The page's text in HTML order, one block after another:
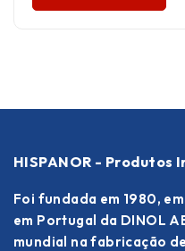
HISPANOR - Produtos
Foi fundada em 1980,
em Portugal da DINOL
mundial na fabricação